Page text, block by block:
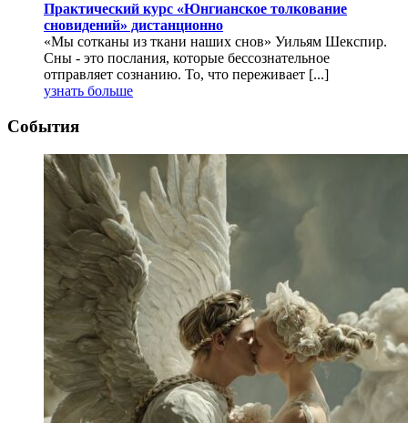
Практический курс «Юнгианское толкование
сновидений» дистанционно
«Мы сотканы из ткани наших снов» Уильям Шекспир.
Сны - это послания, которые бессознательное
отправляет сознанию. То, что переживает [...]
узнать больше
События